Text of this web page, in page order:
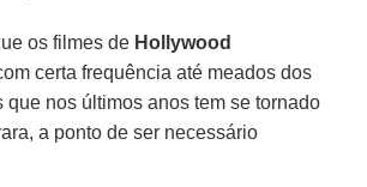
os filmes de Hollywood
certa frequência até meados dos
que nos últimos anos tem se tornado
a ponto de ser necessário